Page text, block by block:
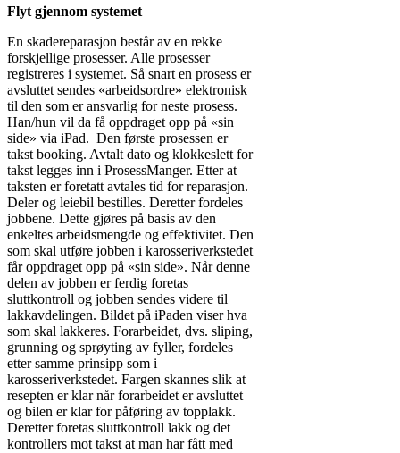
Flyt gjennom systemet
En skadereparasjon består av en rekke
forskjellige prosesser. Alle prosesser
registreres i systemet. Så snart en prosess er
avsluttet sendes «arbeidsordre» elektronisk
til den som er ansvarlig for neste prosess.
Han/hun vil da få oppdraget opp på «sin
side» via iPad. Den første prosessen er
takst booking. Avtalt dato og klokkeslett for
takst legges inn i ProsessManger. Etter at
taksten er foretatt avtales tid for reparasjon.
Deler og leiebil bestilles. Deretter fordeles
jobbene. Dette gjøres på basis av den
enkeltes arbeidsmengde og effektivitet. Den
som skal utføre jobben i karosseriverkstedet
får oppdraget opp på «sin side». Når denne
delen av jobben er ferdig foretas
sluttkontroll og jobben sendes videre til
lakkavdelingen. Bildet på iPaden viser hva
som skal lakkeres. Forarbeidet, dvs. sliping,
grunning og sprøyting av fyller, fordeles
etter samme prinsipp som i
karosseriverkstedet. Fargen skannes slik at
resepten er klar når forarbeidet er avsluttet
og bilen er klar for påføring av topplakk.
Deretter foretas sluttkontroll lakk og det
kontrollers mot takst at man har fått med